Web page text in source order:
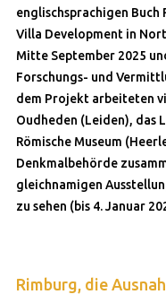
englischsprachigen Buch
Villa Development in
Mitte September 2025
Forschungs- und
dem Projekt arbeiteten
Oudheden (Leiden), das
Römische Museum
Denkmalbehörde
gleichnamigen
zu sehen (bis 4. Januar
Rimburg, die